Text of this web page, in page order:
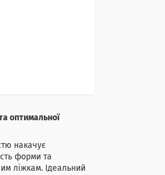
оптимальної
накачує
форми та
ліжкам. Ідеальний